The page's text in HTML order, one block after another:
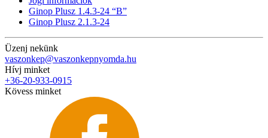
Ginop Plusz 1.4.3-24 “B”
Ginop Plusz 2.1.3-24
Üzenj nekünk
vaszonkep@vaszonkepnyomda.hu
Hívj minket
+36-20-933-0915
Kövess minket